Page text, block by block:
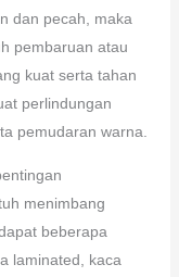
dan pecah, maka
pembaruan atau
kuat serta tahan
perlindungan
pemudaran warna.
menimbang
beberapa
laminated, kaca